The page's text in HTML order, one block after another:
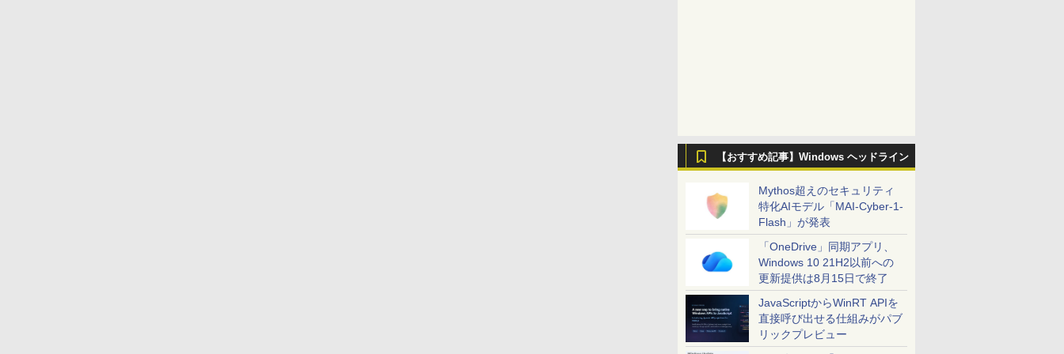
【おすすめ記事】Windows ヘッドライン
Mythos超えのセキュリティ
特化AIモデル「MAI-Cyber-1-
Flash」が発表
「OneDrive」同期アプリ、
Windows 10 21H2以前への
更新提供は8月15日で終了
JavaScriptからWinRT APIを
直接呼び出せる仕組みがパブ
リックプレビュー